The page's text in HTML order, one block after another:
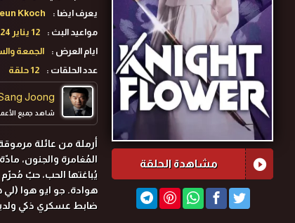
مشاهدة الحلقة
يعرف ايضا :
Kkoch
مواعيد البث :
12 يناير 2024
ايام العرض :
الجمعة
عدد الحلقات :
12 حلقة
Joong
شاهد جميع
أرملة من عائلة
المُغامرة والجنون،
يُباغتها الحب، حبّ
هوادة. جو ايو هوا
ضابط عسكري ذكي